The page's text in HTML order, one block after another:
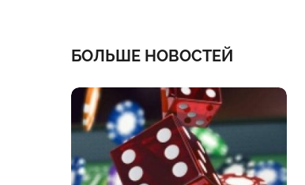
БОЛЬШЕ НОВОСТЕЙ